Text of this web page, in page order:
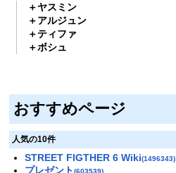
ヤスミン
アルジュン
ティファ
ボシュ
おすすめページ
人気の10件
STREET FIGTHER 6 Wiki(1496343)
プレゼント(603539)